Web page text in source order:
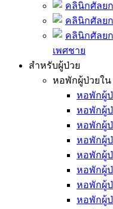
คลินิกศัลย
คลินิกศัลย
คลินิกศัลย
เพศชาย
สำหรับผู้ป่วย
หอพักผู้ป่วยใน
หอพักผู้ป่
หอพักผู้ป่
หอพักผู้ป่
หอพักผู้ป่
หอพักผู้ป่
หอพักผู้ป่
หอพักผู้ป่
หอพักผู้ป่